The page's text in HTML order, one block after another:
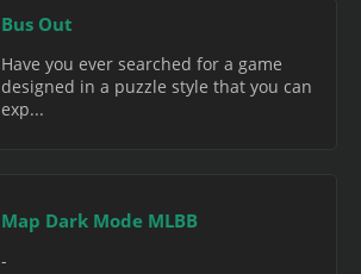
Bus Out
Have you ever searched for a game
designed in a puzzle style that you can
exp...
Map Dark Mode MLBB
-